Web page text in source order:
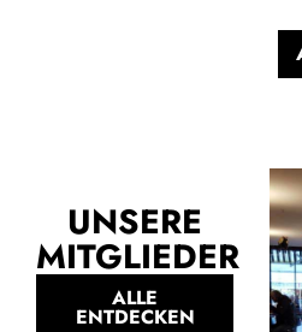
UNSERE
MITGLIEDER
ALLE
ENTDECKEN